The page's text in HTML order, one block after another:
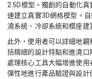
2.5D模型。獨創的自動化
速建立真實3D網格模型。
澆系統、冷卻系統和模座建
此外，使用者可以詳細地
括精細的設計特點和進澆
處理核心工具大幅增進使
彈性地進行產品驗證與設計